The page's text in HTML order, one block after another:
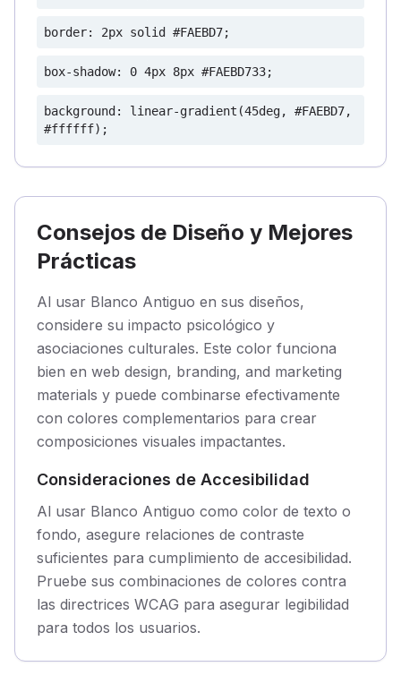
border: 2px solid #FAEBD7;
box-shadow: 0 4px 8px #FAEBD733;
background: linear-gradient(45deg, #FAEBD7,
#ffffff);
Consejos de Diseño y Mejores
Prácticas
Al usar Blanco Antiguo en sus diseños,
considere su impacto psicológico y
asociaciones culturales. Este color funciona
bien en web design, branding, and marketing
materials y puede combinarse efectivamente
con colores complementarios para crear
composiciones visuales impactantes.
Consideraciones de Accesibilidad
Al usar Blanco Antiguo como color de texto o
fondo, asegure relaciones de contraste
suficientes para cumplimiento de accesibilidad.
Pruebe sus combinaciones de colores contra
las directrices WCAG para asegurar legibilidad
para todos los usuarios.